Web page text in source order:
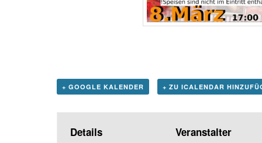
+ GOOGLE KALENDER + ZU ICALENDAR
Details Veranstalter